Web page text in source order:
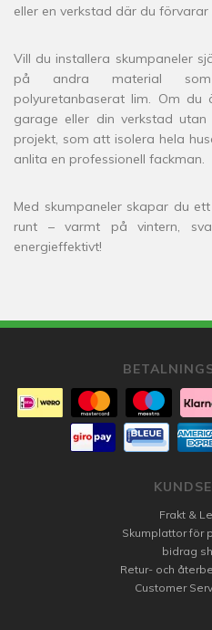
eller en verkstad där du förvarar
Vill du installera skumpaneler
på andra material
polyuretanbaserat lim. Om
garage eller din verkstad
projekt, som att isolera hela
anlita en professionell fackman.
Med skumpaneler skapar du
runt – varmt på vintern,
energieffektivt!
Frakt &
Skumplattor för
bidrag
Retur- och
Customer